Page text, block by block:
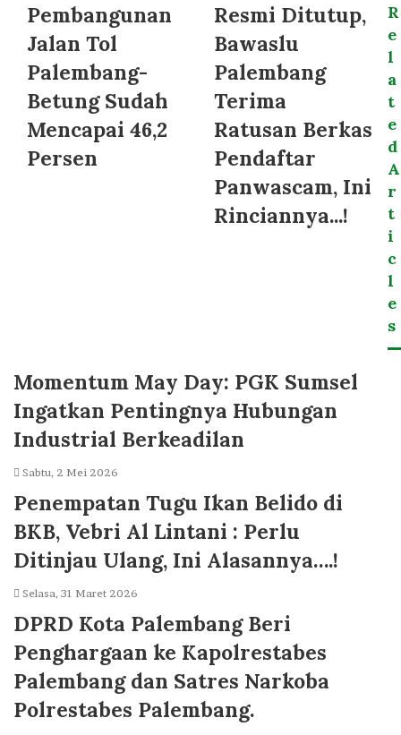
Pembangunan
Jalan Tol
Palembang-
Betung Sudah
Mencapai 46,2
Persen
Resmi Ditutup,
Bawaslu
Palembang
Terima
Ratusan Berkas
Pendaftar
Panwascam, Ini
Rinciannya...!
R
e
l
a
t
e
d
A
r
t
i
c
l
e
s
Momentum May Day: PGK Sumsel
Ingatkan Pentingnya Hubungan
Industrial Berkeadilan
Sabtu, 2 Mei 2026
Penempatan Tugu Ikan Belido di
BKB, Vebri Al Lintani : Perlu
Ditinjau Ulang, Ini Alasannya….!
Selasa, 31 Maret 2026
DPRD Kota Palembang Beri
Penghargaan ke Kapolrestabes
Palembang dan Satres Narkoba
Polrestabes Palembang.